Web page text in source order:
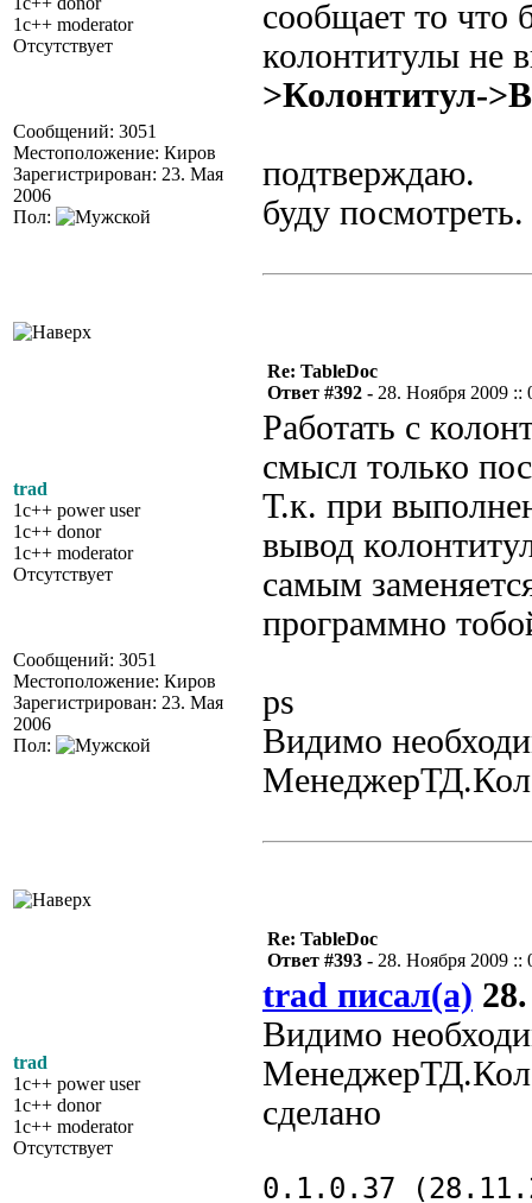
1c++ moderator
Отсутствует
Сообщений: 3051
Местоположение: Киров
Зарегистрирован: 23. Мая
2006
Пол:
сообщает то что
колонтитулы не
>Колонтитул-
подтверждаю.
буду посмотреть.
trad
1c++ power user
1c++ donor
1c++ moderator
Отсутствует
Сообщений: 3051
Местоположение: Киров
Зарегистрирован: 23. Мая
2006
Пол:
Re: TableDoc
Ответ #392 - 28. Ноября 2009 ::
Работать с
смысл только
Т.к. при
вывод
самым
программно
ps
Видимо
trad
1c++ power user
1c++ donor
1c++ moderator
Отсутствует
Re: TableDoc
Ответ #393 - 28. Ноября 2009 ::
trad писал(а)
Видимо
сделано
0.1.0.37